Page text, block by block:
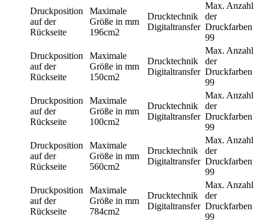
Druckposition
auf der
Rückseite
Maximale
Größe in mm
196cm2
Drucktechnik
Digitaltransfer
Max. Anzahl
der
Druckfarben
99
Druckposition
auf der
Rückseite
Maximale
Größe in mm
150cm2
Drucktechnik
Digitaltransfer
Max. Anzahl
der
Druckfarben
99
Druckposition
auf der
Rückseite
Maximale
Größe in mm
100cm2
Drucktechnik
Digitaltransfer
Max. Anzahl
der
Druckfarben
99
Druckposition
auf der
Rückseite
Maximale
Größe in mm
560cm2
Drucktechnik
Digitaltransfer
Max. Anzahl
der
Druckfarben
99
Druckposition
auf der
Rückseite
Maximale
Größe in mm
784cm2
Drucktechnik
Digitaltransfer
Max. Anzahl
der
Druckfarben
99